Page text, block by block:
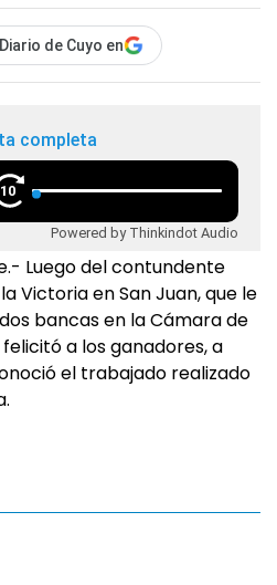
de Cuyo en
completa
10
Powered by Thinkindot Audio
Luego del contundente
Victoria en San Juan, que le
bancas en la Cámara de
a los ganadores, a
el trabajado realizado